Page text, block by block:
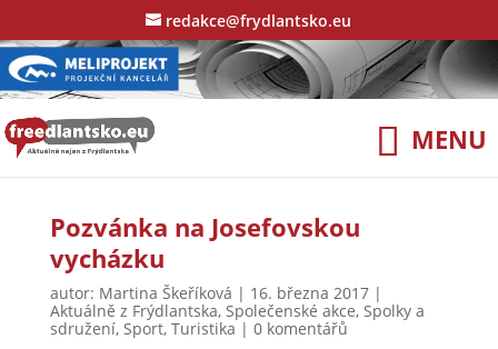
redakce@frydlantsko.eu
Pozvánka na Josefovskou
vycházku
autor: Martina Škeříková | 16. března 2017|
Aktuálně z Frýdlantska, Společenské akce, Spolky a
sdružení, Sport, Turistika | 0 komentářů